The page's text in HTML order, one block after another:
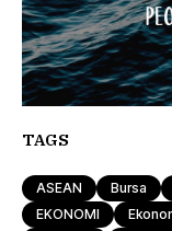
TAGS
ASEAN Bursa
EKONOMI